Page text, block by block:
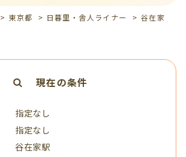
> 東京都 > 日暮里・舎人ライナー > 谷在家
現在の条件
指定なし
指定なし
谷在家駅